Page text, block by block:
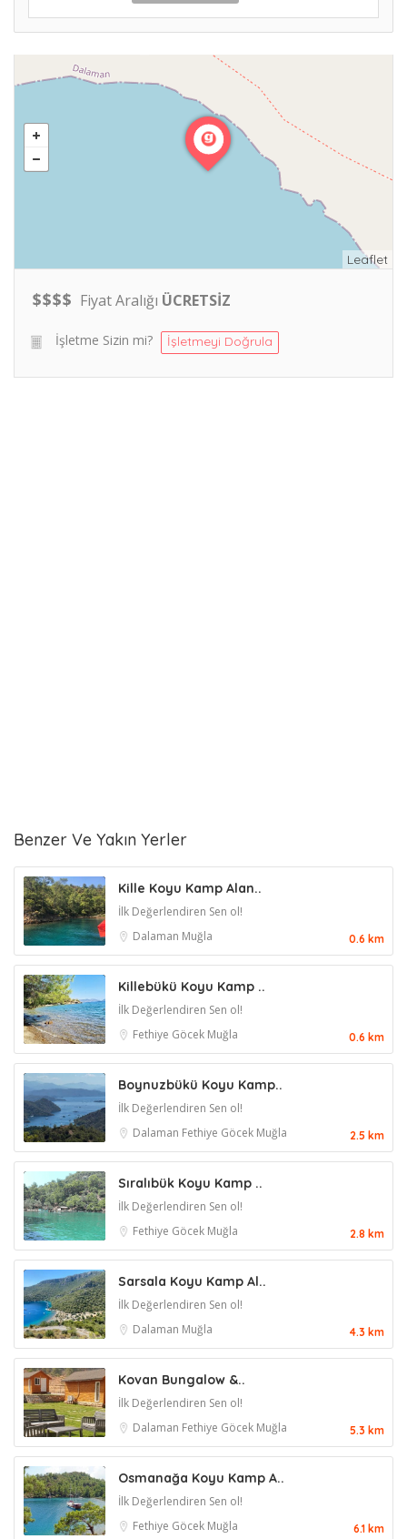
Leaflet
$$$$ Fiyat Aralığı ÜCRETSİZ
İşletme Sizin mi? İşletmeyi Doğrula
Benzer Ve Yakın Yerler
Kille Koyu Kamp Alan..
İlk Değerlendiren Sen ol!
Dalaman Muğla 0.6 km
Killebükü Koyu Kamp ..
İlk Değerlendiren Sen ol!
Fethiye Göcek Muğla 0.6 km
Boynuzbükü Koyu Kamp..
İlk Değerlendiren Sen ol!
Dalaman Fethiye Göcek Muğla 2.5 km
Sıralıbük Koyu Kamp ..
İlk Değerlendiren Sen ol!
Fethiye Göcek Muğla 2.8 km
Sarsala Koyu Kamp Al..
İlk Değerlendiren Sen ol!
Dalaman Muğla 4.3 km
Kovan Bungalow &..
İlk Değerlendiren Sen ol!
Dalaman Fethiye Göcek Muğla 5.3 km
Osmanağa Koyu Kamp A..
İlk Değerlendiren Sen ol!
Fethiye Göcek Muğla 6.1 km